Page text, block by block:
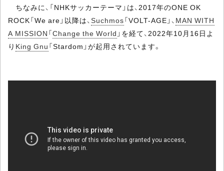
ちなみに、「NHKサッカーテーマ」は、2017年のONE OK
ROCK「We are」以降は、Suchmos「VOLT-AGE」、 MAN WITH
A MISSION 「Change the World 」を経て、2022年10月16日よ
り King Gnu 「Stardom」が起用されています。